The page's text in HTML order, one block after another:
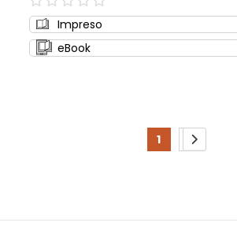
0%
Impreso
eBook
Page
You're
page
1
Page
2
Page
Siguiente